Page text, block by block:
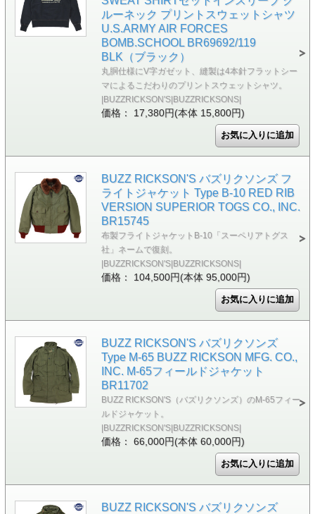
ルーネック プリントスウェットシャツ
U.S.ARMY AIR FORCES
BOMB.SCHOOL BR69692/119
BLK（ブラック）
丸胴仕様にV字ガゼット、縫製は4本針フラットシー
マによるこだわりのプリントスウェットシャツ。
|BUZZRICKSON'S|BUZZRICKSONS|
価格： 17,380円(本体 15,800円)
BUZZ RICKSON'S バズリクソンズ フ
ライトジャケット Type B-10 RED RIB
VERSION SUPERIOR TOGS CO., INC.
BR15745
布製フライトジャケットB-10「スーペリアトグス
社」ネームで復刻。
|BUZZRICKSON'S|BUZZRICKSONS|
価格： 104,500円(本体 95,000円)
BUZZ RICKSON'S バズリクソンズ
Type M-65 BUZZ RICKSON MFG. CO.,
INC. M-65フィールドジャケット
BR11702
BUZZ RICKSON'S（バズリクソンズ）のM-65フィー
ルドジャケット。
|BUZZRICKSON'S|BUZZRICKSONS|
価格： 66,000円(本体 60,000円)
BUZZ RICKSON'S バズリクソンズ